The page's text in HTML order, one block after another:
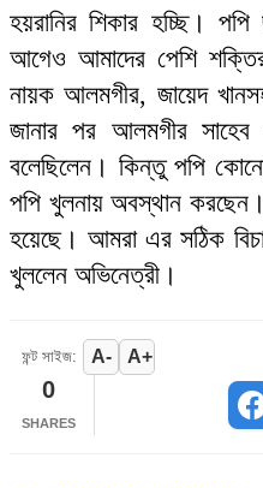
হয়রানির শিকার হচ্ছি।
আগেও আমাদের পেশি
নায়ক আলমগীর, জায়েদ
জানার পর আলমগীর সাহেব
বলেছিলেন। কিন্তু পপি
পপি খুলনায় অবস্থান
হয়েছে। আমরা এর সঠিক
খুললেন অভিনেত্রী।
ফন্ট সাইজ: A- A+
0
SHARES